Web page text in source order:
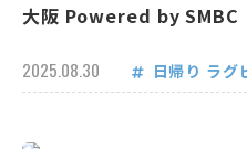
大阪 Powered by
2025.08.30 日帰り ラグ